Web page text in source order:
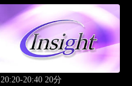
20:20-20:40 20分